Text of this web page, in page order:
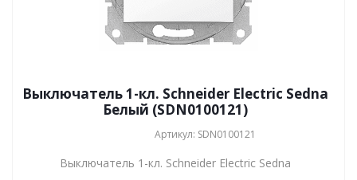
Выключатель 1-кл. Schneider Electric Sedna
Белый (SDN0100121)
Артикул: SDN0100121
Выключатель 1-кл. Schneider Electric Sedna